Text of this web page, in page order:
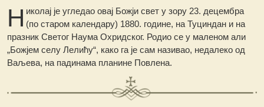
Н иколај је угледао овај Божји свет у зору 23. децембра
(по старом календару) 1880. године, на Туциндан и на
празник Светог Наума Охридског. Родио се у маленом али
„Божјем селу Лелићу“, како га је сам називао, недалеко од
Ваљева, на падинама планине Повлена.